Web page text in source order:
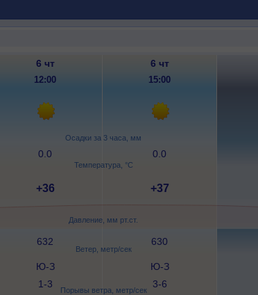
Осадки за 3 часа, мм
Температура, °C
Давление, мм рт.ст.
Ветер, метр/сек
Порывы ветра, метр/сек
6 чт 6 чт
12:00 15:00
0.0 0.0
+36 +37
632 630
Ю-З
1-3
Ю-З
3-6